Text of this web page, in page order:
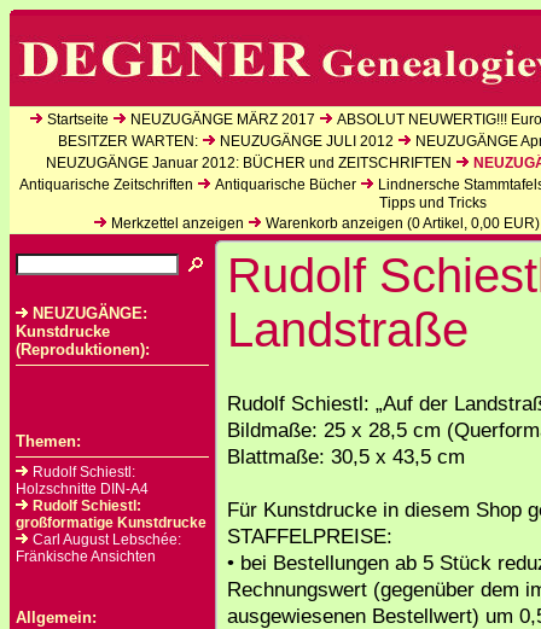
Startseite NEUZUGÄNGE MÄRZ 2017
ABSOLUT NEUWERTIG!!!
BESITZER WARTEN:
NEUZUGÄNGE JULI 2012
NEUZUGÄNGE
NEUZUGÄNGE Januar 2012: BÜCHER und ZEITSCHRIFTEN
Antiquarische Zeitschriften
Antiquarische Bücher
Lindnersche
Tipps und Tricks
Merkzettel anzeigen
Warenkorb anzeigen (0Artikel, 0,00 EUR)
NEUZUGÄNGE:
Kunstdrucke
(Reproduktionen):
Themen:
Rudolf Schiestl:
Holzschnitte DIN-A4
Rudolf Schiestl:
großformatige Kunstdrucke
Carl August Lebschée:
Fränkische Ansichten
Allgemein:
Rudolf
Landstraße
Rudolf Schiestl: „Auf der
Bildmaße: 25 x 28,5 cm
Blattmaße: 30,5 x 43,5 cm
Für Kunstdrucke in diesem Shop
STAFFELPREISE:
• bei Bestellungen ab 5 Stück
Rechnungswert (gegenüber dem
ausgewiesenen Bestellwert) um